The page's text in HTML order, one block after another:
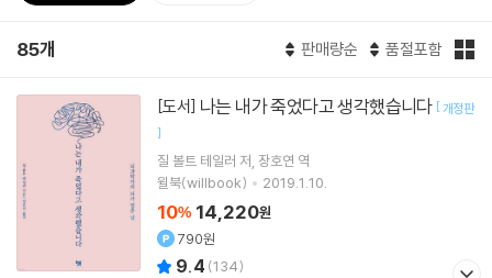
85개 판매량순 품절포함
[도서] 나는 내가 죽었다고 생각했습니다 [개정판
]
질 볼트 테일러 저 장호연 역
윌북(willbook)
2019.1.10.
10% 14,220원
790원
9.4 (134)